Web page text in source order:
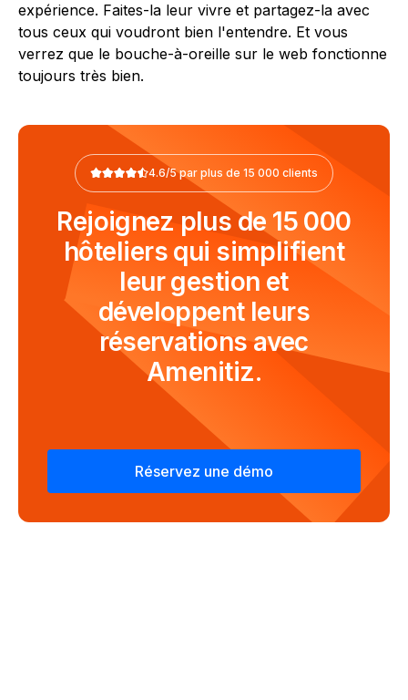
expérience. Faites-la leur vivre et partagez-la avec
tous ceux qui voudront bien l'entendre. Et vous
verrez que le bouche-à-oreille sur le web fonctionne
toujours très bien.
4.6/5 par plus de 15 000 clients
Rejoignez plus de 15 000
hôteliers qui simplifient
leur gestion et
développent leurs
réservations avec
Amenitiz.
Réservez une démo